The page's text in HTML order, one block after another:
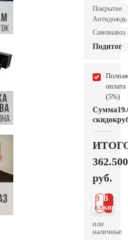
Покрытие
Антидождь
Самовывоз
Подитог
Полная
оплата
(5%)
Сумма
скидок
362.500
руб.
В
В 1
клик
или
наличные.